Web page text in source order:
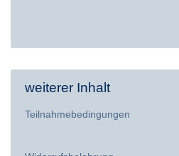
weiterer Inhalt
Teilnahmebedingungen